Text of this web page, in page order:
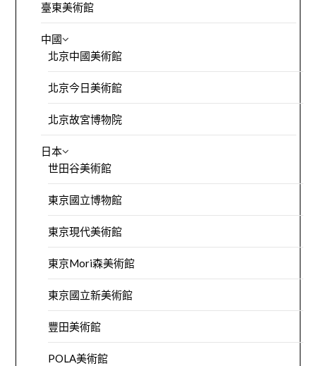
臺東美術館
中國
北京中國美術館
北京今日美術館
北京故宮博物院
日本
世田谷美術館
東京國立博物館
東京現代美術館
東京Mori森美術館
東京國立新美術館
豐田美術館
POLA美術館